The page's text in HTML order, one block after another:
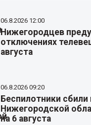
06.8.2026 12:00
Нижегородцев
отключениях
августа
06.8.2026 09:20
Беспилотники сбили
Нижегородской
на 6 августа